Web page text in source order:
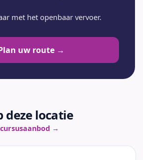
met het openbaar vervoer.
uw route →
deze locatie
→